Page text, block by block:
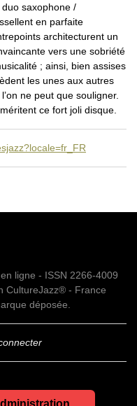
duo saxophone /
en parfaite
architecturent un
vers une sobriété
; ainsi, bien assises
les unes aux autres
ne peut que souligner.
ce fort joli disque.
ligne - ISSN 2266-4009
CultureJazz® - France
déposée.